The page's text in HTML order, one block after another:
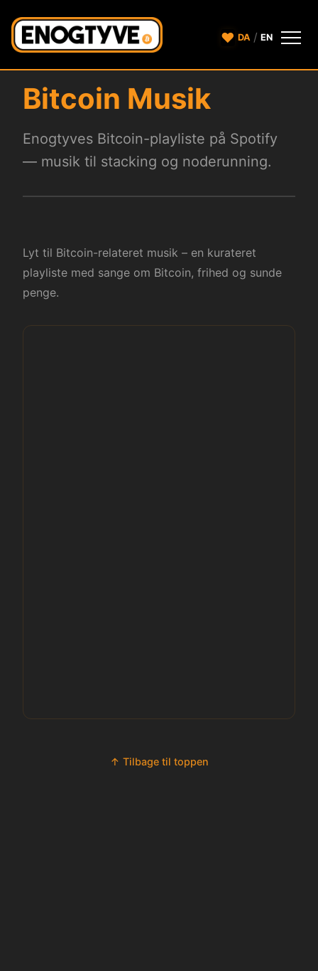
♥ DA / EN
Bitcoin Musik
Enogtyves Bitcoin-playliste på Spotify
— musik til stacking og noderunning.
Lyt til Bitcoin-relateret musik – en kurateret
playliste med sange om Bitcoin, frihed og sunde
penge.
↑ Tilbage til toppen